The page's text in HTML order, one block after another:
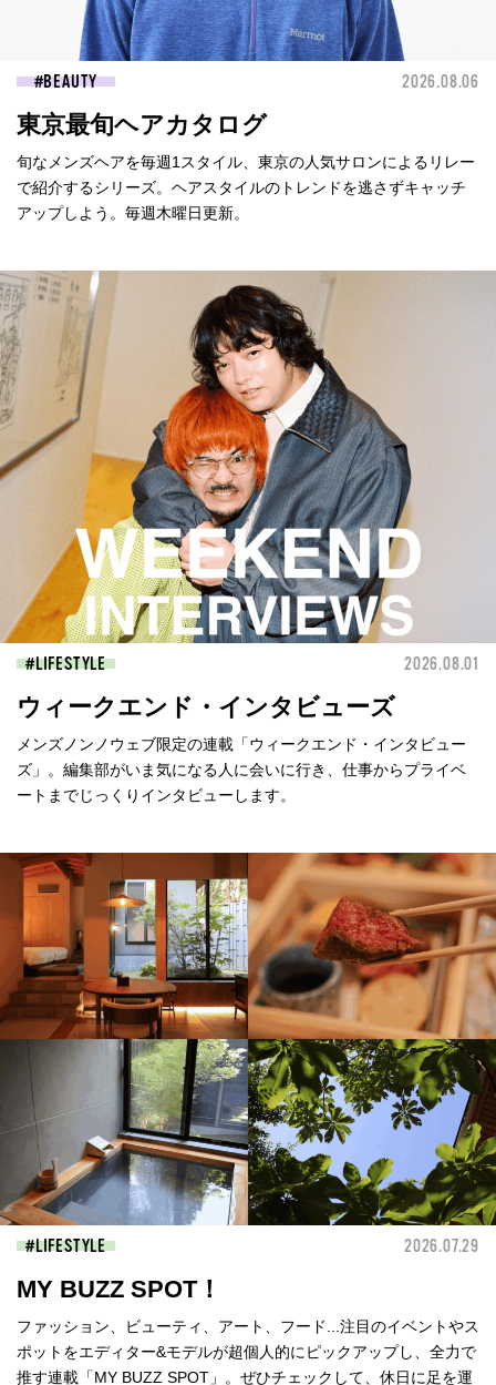
BEAUTY 2026.08.06
東京最旬ヘアカタログ
旬なメンズヘアを毎週1スタイル、東京の人気サロンによるリレー
で紹介するシリーズ。ヘアスタイルのトレンドを逃さずキャッチ
アップしよう。毎週木曜日更新。
LIFESTYLE 2026.08.01
ウィークエンド・インタビューズ
メンズノンノウェブ限定の連載「ウィークエンド・インタビュー
ズ」。編集部がいま気になる人に会いに行き、仕事からプライベ
ートまでじっくりインタビューします。
LIFESTYLE 2026.07.29
MY BUZZ SPOT！
ファッション、ビューティ、アート、フード...注目のイベントやス
ポットをエディター&モデルが超個人的にピックアップし、全力で
推す連載「MY BUZZ SPOT」。ぜひチェックして、休日に足を運